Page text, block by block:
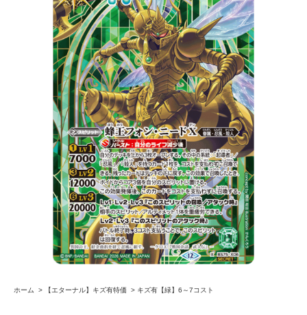
ホーム > 【エターナル】キズ有特価 > キズ有【緑】6～7コスト